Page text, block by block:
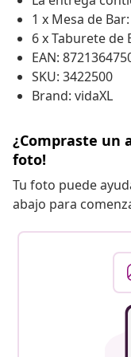
1 x Mesa de
6 x Taburete de
EAN:
SKU: 3422500
Brand: vidaXL
¿Compraste un
foto!
Tu foto puede
abajo para